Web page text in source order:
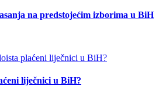
na predstojećim izborima u BiH
liječnici u BiH?